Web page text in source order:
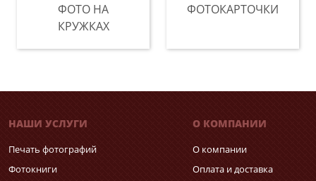
ФОТО НА
КРУЖКАХ
ФОТОКАРТОЧКИ
НАШИ УСЛУГИ
Печать фотографий
Фотокниги
О КОМПАНИИ
О компании
Оплата и доставка